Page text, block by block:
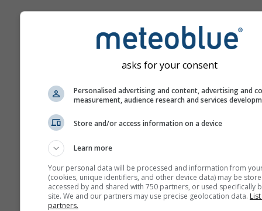
Nápověda
Termika
asks for your consent
Personalised advertising and content, advertising and
measurement, audience research and services
Store and/or access information on a device
Learn more
Your personal data will be processed and information from
(cookies, unique identifiers, and other device data) may be
accessed by and shared with 750 partners, or used specifically
site. We and our partners may use precise geolocation data.
partners.